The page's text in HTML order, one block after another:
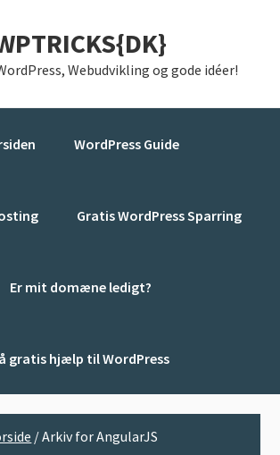
Webudvikling og gode idéer!
WordPress Guide
Gratis WordPress Sparring
Er mit domæne ledigt?
gratis hjælp til WordPress
/Arkiv for AngularJS